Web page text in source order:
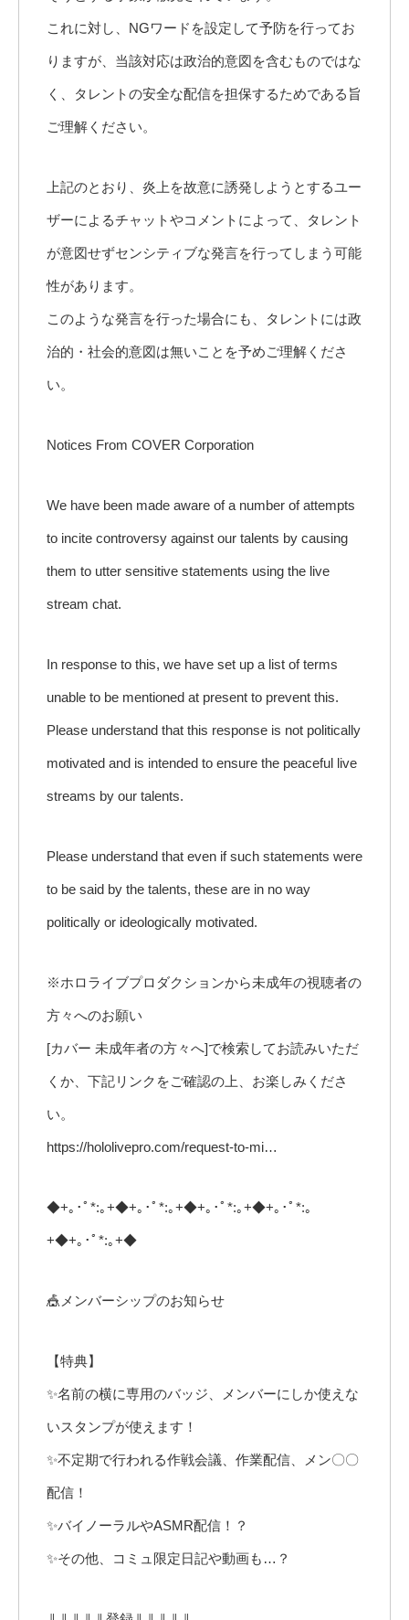
これに対し、NGワードを設定して予防を行ってお
りますが、当該対応は政治的意図を含むものではな
く、タレントの安全な配信を担保するためである旨
ご理解ください。
上記のとおり、炎上を故意に誘発しようとするユー
ザーによるチャットやコメントによって、タレント
が意図せずセンシティブな発言を行ってしまう可能
性があります。
このような発言を行った場合にも、タレントには政
治的・社会的意図は無いことを予めご理解くださ
い。
Notices From COVER Corporation
We have been made aware of a number of attempts
to incite controversy against our talents by causing
them to utter sensitive statements using the live
stream chat.
In response to this, we have set up a list of terms
unable to be mentioned at present to prevent this.
Please understand that this response is not politically
motivated and is intended to ensure the peaceful live
streams by our talents.
Please understand that even if such statements were
to be said by the talents, these are in no way
politically or ideologically motivated.
※ホロライブプロダクションから未成年の視聴者の
方々へのお願い
[カバー 未成年者の方々へ]で検索してお読みいただ
くか、下記リンクをご確認の上、お楽しみくださ
い。
https://hololivepro.com/request-to-mi…
◆+｡･ﾟ*:｡+◆+｡･ﾟ*:｡+◆+｡･ﾟ*:｡+◆+｡･ﾟ*:｡
+◆+｡･ﾟ*:｡+◆
🎪メンバーシップのお知らせ
【特典】
✨名前の横に専用のバッジ、メンバーにしか使えな
いスタンプが使えます！
✨不定期で行われる作戦会議、作業配信、メン〇〇
配信！
✨バイノーラルやASMR配信！？
✨その他、コミュ限定日記や動画も…？